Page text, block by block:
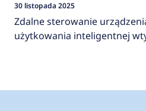
30 listopada 2025
Zdalne sterowanie
użytkowania inteligentnej